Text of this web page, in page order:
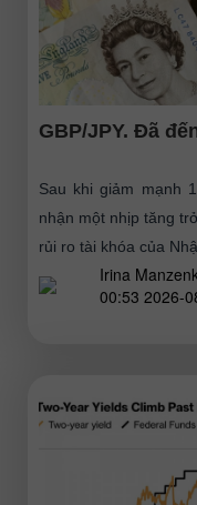
GBP/JPY. Đã
Sau khi giảm mạnh
nhận một nhịp tăng
rủi ro tài khóa của
Irina
00:53 2026-